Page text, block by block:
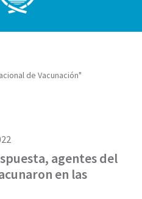
de Vacunación"
agentes del
en las